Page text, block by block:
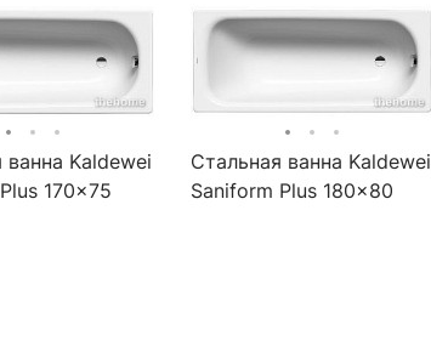
ванна Kaldewei
170x75
Стальная ванна Kaldewei
Saniform Plus 180x80